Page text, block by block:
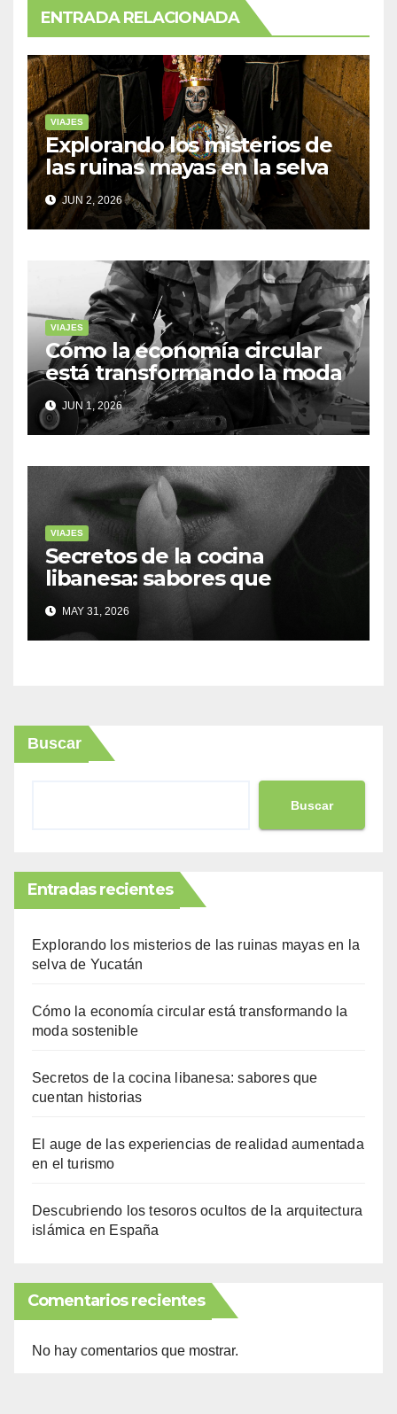
ENTRADA RELACIONADA
VIAJES
Explorando los misterios de
las ruinas mayas en la selva
de Yucatán
JUN 2, 2026
VIAJES
Cómo la economía circular
está transformando la moda
sostenible
JUN 1, 2026
VIAJES
Secretos de la cocina
libanesa: sabores que
cuentan historias
MAY 31, 2026
Buscar
Buscar
Entradas recientes
Explorando los misterios de las ruinas mayas en la
selva de Yucatán
Cómo la economía circular está transformando la
moda sostenible
Secretos de la cocina libanesa: sabores que
cuentan historias
El auge de las experiencias de realidad aumentada
en el turismo
Descubriendo los tesoros ocultos de la arquitectura
islámica en España
Comentarios recientes
No hay comentarios que mostrar.